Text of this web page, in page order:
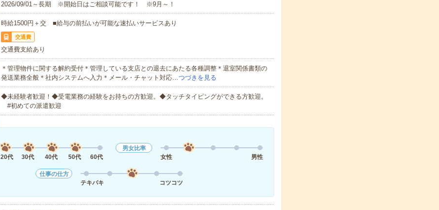
2026/09/01～長期 ※開始日はご相談可能です！ ※9月～！
時給1500円＋交 ■給与の前払いが可能な速払いサービスあり
交通費
交通費支給あり
＊管理物件に関する解約受付＊管理している支店との退去にあたる各種調整＊退室関係書類の
発送業務全般＊社内システムへ入力＊メール・チャット対応…つづきを見る
◆未経験者歓迎！◆受電業務の経験をお持ちの方歓迎。◆タッチタイピングができる方歓迎。
#初めての派遣歓迎
20代
30代 40代 50代 60代
男女比率
女性
男性
仕事の仕方
テキパキ
コツコツ